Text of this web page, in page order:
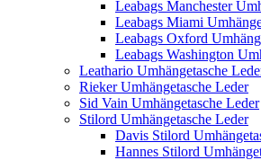
Leabags Manchester
Leabags Miami
Leabags Oxford
Leabags Washington
Leathario Umhängetasche
Rieker Umhängetasche Leder
Sid Vain Umhängetasche Leder
Stilord Umhängetasche Leder
Davis Stilord
Hannes Stilord